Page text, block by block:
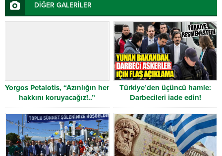
DİĞER GALERİLER
Yorgos Petalotis, “Azınlığın her
hakkını koruyacağız!..”
Türkiye’den üçüncü hamle:
Darbecileri iade edin!